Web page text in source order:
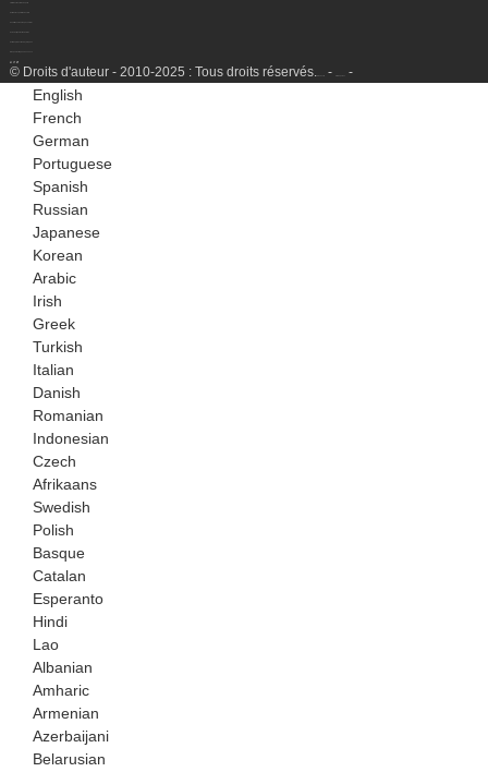
© Droits d'auteur - 2010-2025 : Tous droits réservés. - -
English
French
German
Portuguese
Spanish
Russian
Japanese
Korean
Arabic
Irish
Greek
Turkish
Italian
Danish
Romanian
Indonesian
Czech
Afrikaans
Swedish
Polish
Basque
Catalan
Esperanto
Hindi
Lao
Albanian
Amharic
Armenian
Azerbaijani
Belarusian